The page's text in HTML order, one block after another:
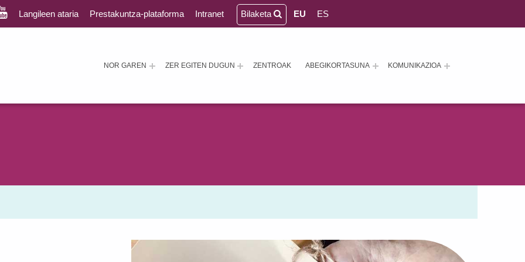
NOR GAREN ZER EGITEN DUGUN ZENTROAK ABEGIKORTASUNA KOMUNIKAZIOA
Langileen ataria Prestakuntza-plataforma Intranet Bilaketa EU ES